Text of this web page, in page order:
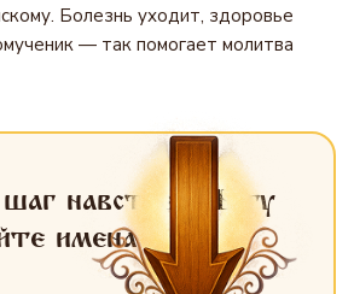
Болезнь уходит, здоровье
— так помогает молитва
навстречу Богу
именадля